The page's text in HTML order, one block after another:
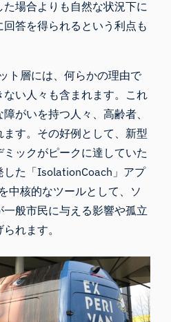
場合よりも自然な状況下に
答を得られるという利点も
ト層には、何らかの理由で
い人々も含まれます。これ
がいを持つ人々、高齢者、
す。その好例として、新型
ックがピークに達していた
した「IsolationCoach 」アプ
を中核的なツールとして、ソ
般市民に与える影響や孤立
れます。